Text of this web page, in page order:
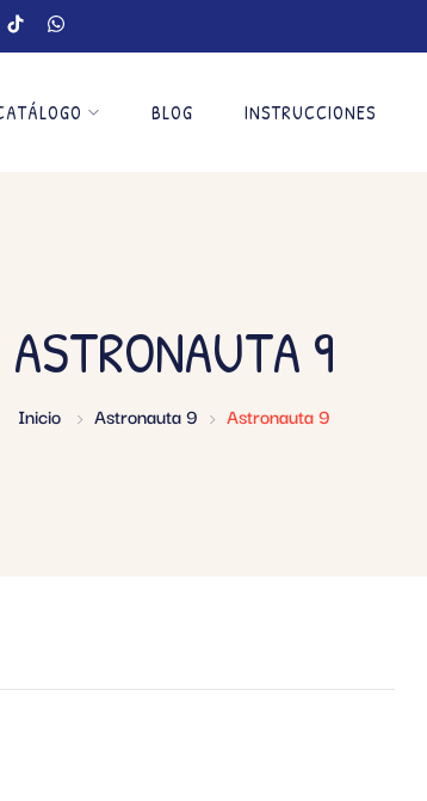
BLOG INSTRUCCIONES
ASTRONAUTA 9
Inicio Astronauta 9 Astronauta 9